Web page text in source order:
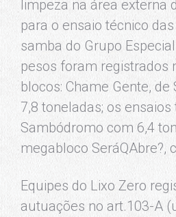
limpeza na área externa
para o ensaio técnico
samba do Grupo
pesos foram registrados
blocos: Chame Gente, de
7,8 toneladas; os
Sambódromo com 6,4
megabloco SeráQAbre?,
Equipes do Lixo Zero
autuações no art.103-A